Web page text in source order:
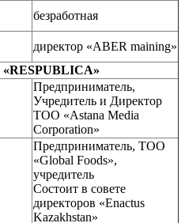
безработная
директор «ABER maining»
Предприниматель,
Учредитель и Директор
ТОО «Astana Media
Corporation»
Предприниматель, ТОО
«Global Foods»,
учредитель
Состоит в совете
директоров «Enactus
Kazakhstan»